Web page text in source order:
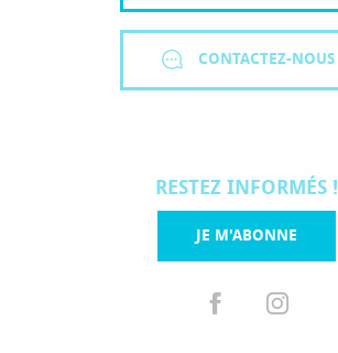
CONTACTEZ-NOUS
RESTEZ INFORMÉS !
JE M'ABONNE